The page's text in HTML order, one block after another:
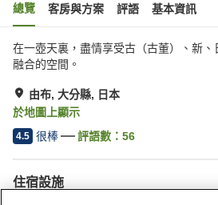
總覽 客房與方案 評語 基本資訊
在一壺天裏，盡情享受古（古董）、新
融合的空間。
由布, 大分縣, 日本
於地圖上顯示
4.5 很棒 評語數： 56
住宿設施